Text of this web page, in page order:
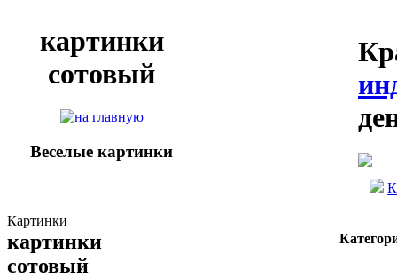
картинки
сотовый
Веселые картинки
Картинки
картинки
сотовый